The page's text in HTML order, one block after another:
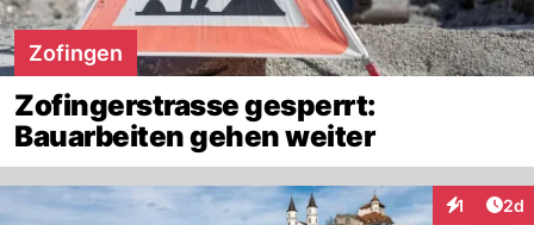
Zofingen
Zofingerstrasse gesperrt:
Bauarbeiten gehen weiter
1 2d